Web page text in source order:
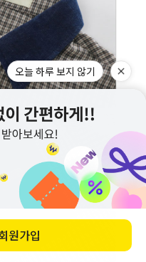
오늘 하루 보지 않기
원가입